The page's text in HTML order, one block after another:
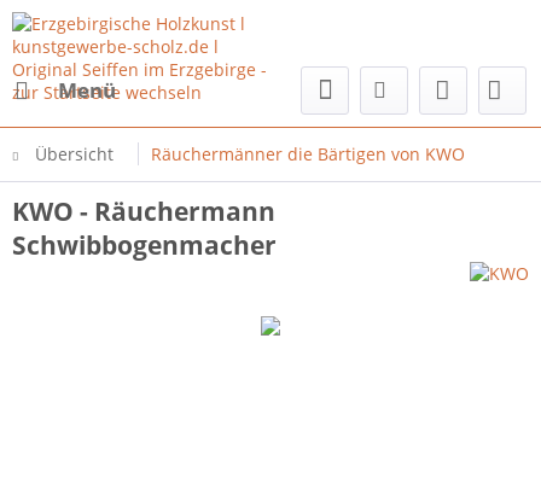
Menü
Übersicht Räuchermänner die Bärtigen von KWO
KWO - Räuchermann
Schwibbogenmacher